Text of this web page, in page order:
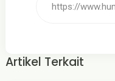
Artikel Terkait